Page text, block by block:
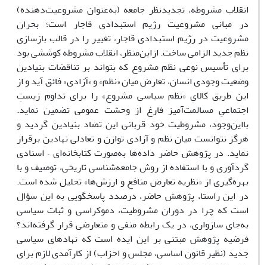
انقلاب مشروطه، تجدیدنظر جامعه (به‌عنوان مشروعیت‌دهنده)
در مبانی مشروعیت رژیم استبدادی قاجار است؛ بحران
مشروعیت در رژیم استبدادی قاجار، تغییر را در قالب بازسازی
نظم جدید الزامی ‌ساخت. ازاین‌منظر، انقلاب مشروطه کوششی بود
برای تأسیس نوعی نظم مشروع که بتواند بر تناقضات بنیادین
وضعیت وجودی انسان، تعارض میان «نظم» و «آزادی» فائق آید و از
این طریق کالایِ «نظم سیاسی مشروع» را برای تداوم زیستِ
اجتماعیِ مسالمت‌آمیز فارغ از وحشت عمومی تضمین نماید.
بااین‌وجود، مشروطیت خود قربانی این تضاد بنیادین گردید و
هرگز نتوانست میان نظم و آزادی توازن و تعادلی نهادین برقرار
نماید. در پژوهش حاضر داده‌ها به‌صورت کتابخانه‌ای – اسنادی
گردآوری و با استفاده از روش جامعه‌شناسی تاریخی، توصیف و با
بهره‌گیری از «نظریه تعارض منافع و ارزش‌ها» تحلیل شده است.
در این راستا، پژوهش حاضر، درصدد پاسخگویی به این سؤال
است که چرا در دوران مشروطیت، دموکراسی و ثبات سیاسی
به‌جای سازواری، در یک رابطه منفی و متعارضی قرار گرفته‌اند؟
فرضیه پژوهش مبتنی بر این ایده است که نهادهای سیاسی
جدید (نظیر قانون اساسی، مجلس و احزاب) از کارآمدی لازم برای